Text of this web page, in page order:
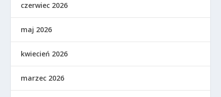
czerwiec 2026
maj 2026
kwiecień 2026
marzec 2026